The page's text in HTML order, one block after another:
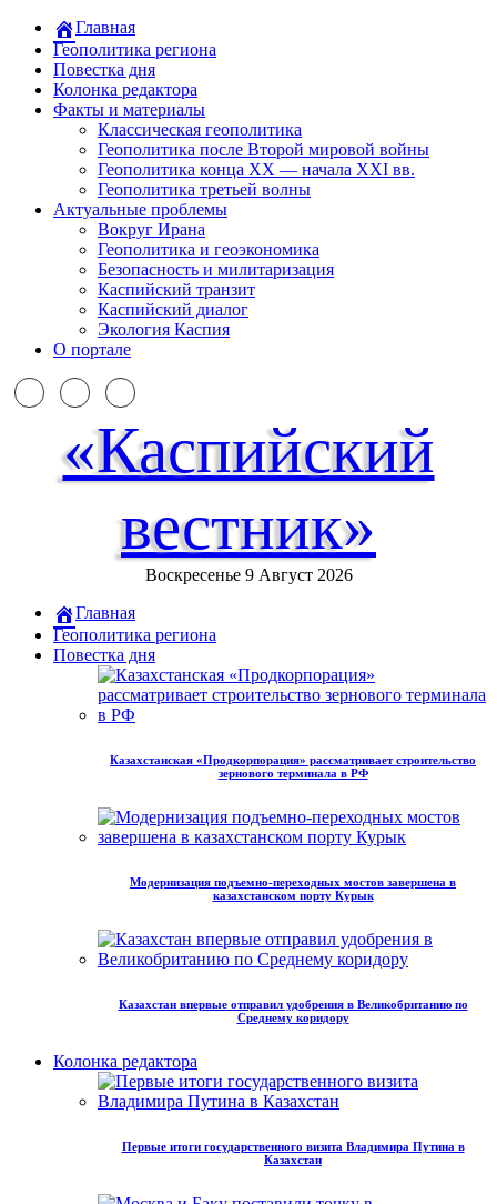
Главная
Геополитика региона
Повестка дня
Колонка редактора
Факты и материалы
Классическая геополитика
Геополитика после Второй мировой войны
Геополитика конца XX — начала XXI вв.
Геополитика третьей волны
Актуальные проблемы
Вокруг Ирана
Геополитика и геоэкономика
Безопасность и милитаризация
Каспийский транзит
Каспийский диалог
Экология Каспия
О портале
«Каспийский
вестник»
Воскресенье 9 Август 2026
Главная
Геополитика региона
Повестка дня
Казахстанская «Продкорпорация» рассматривает строительство
зернового терминала в РФ
Модернизация подъемно-переходных мостов завершена в
казахстанском порту Курык
Казахстан впервые отправил удобрения в Великобританию по
Среднему коридору
Колонка редактора
Первые итоги государственного визита Владимира Путина в
Казахстан